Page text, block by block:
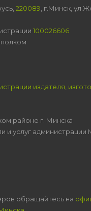
220089 , г.Минск,
100026606
издателя,
районе г. Минска
услуг администрации
обращайтесь на